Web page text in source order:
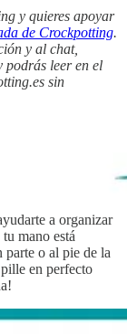
y quieres apoyar
de Crockpotting.
y al chat,
podrás leer en el
sin
a organizar
mano está
parte o al pie de la
en perfecto